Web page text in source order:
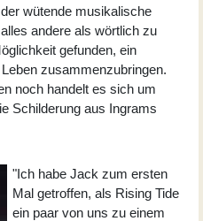
wütende musikalische
andere als wörtlich zu
gefunden, ein
zusammenzubringen.
noch handelt es sich um
Schilderung aus Ingrams
"Ich habe Jack zum ersten
Mal getroffen, als Rising Tide
ein paar von uns zu einem